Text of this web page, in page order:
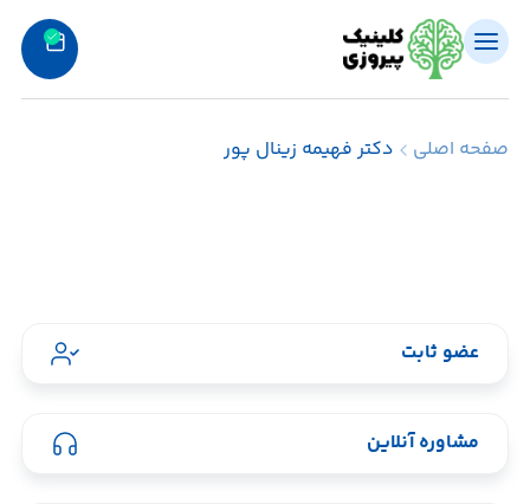
صفحه اصلی دکتر فهیمه زینال پور
عضو ثابت
مشاوره آنلاین